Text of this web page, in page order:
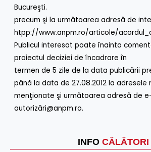
INFO CĂLĂTORI
Bucureşti.
precum şi la următoarea adresă de
htpp://www.anpm.ro/articole/
Publicul interesat poate înainta
proiectul deciziei de încadrare în
termen de 5 zile de la data publicării
până la data de 27.08.2012 la adresele
menţionate şi următoarea adresă de
autorizări@anpm.ro.